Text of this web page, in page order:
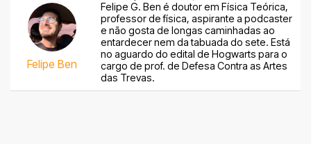
Felipe Ben
Felipe G. Ben é doutor em Física Teórica,
professor de física, aspirante a podcaster
e não gosta de longas caminhadas ao
entardecer nem da tabuada do sete. Está
no aguardo do edital de Hogwarts para o
cargo de prof. de Defesa Contra as Artes
das Trevas.